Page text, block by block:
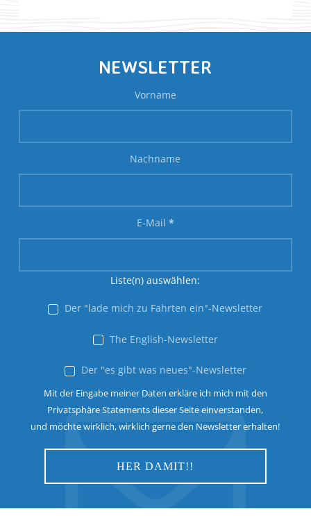
NEWSLETTER
Vorname
Nachname
E-Mail *
Liste(n) auswählen:
Der "lade mich zu Fahrten ein"-Newsletter
The English-Newsletter
Der "es gibt was neues"-Newsletter
Mit der Eingabe meiner Daten erkläre ich mich mit den
Privatsphäre Statements dieser Seite einverstanden,
und möchte wirklich, wirklich gerne den Newsletter erhalten!